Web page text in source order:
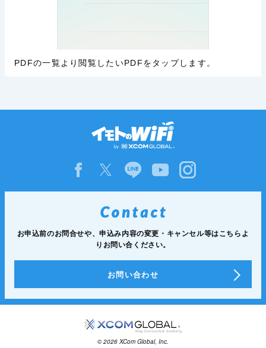
PDFの一覧より閲覧したいPDFをタップします。
お申込前のお問合せや、申込み内容の変更・キャンセル等はこちらよ
りお問い合ください。
お問い合わせ
© 2026 XCom Global, Inc.